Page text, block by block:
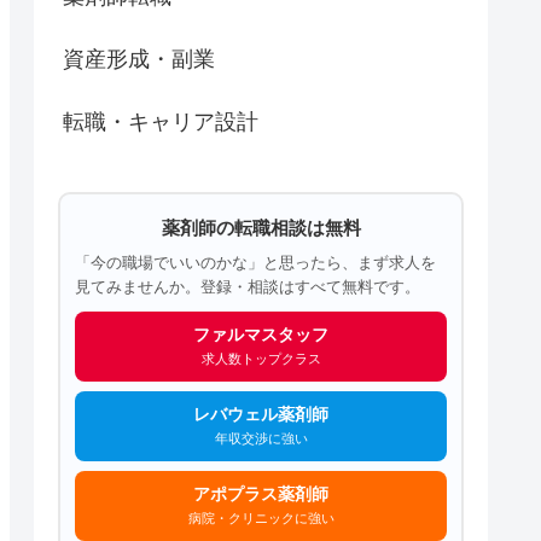
資産形成・副業
転職・キャリア設計
薬剤師の転職相談は無料
「今の職場でいいのかな」と思ったら、まず求人を
見てみませんか。登録・相談はすべて無料です。
ファルマスタッフ
求人数トップクラス
レバウェル薬剤師
年収交渉に強い
アポプラス薬剤師
病院・クリニックに強い